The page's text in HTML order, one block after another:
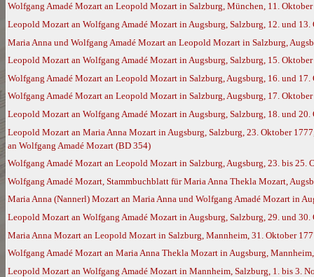
Wolfgang Amadé Mozart an Leopold Mozart in Salzburg, München, 11.
Leopold Mozart an Wolfgang Amadé Mozart in Augsburg, Salzburg, 12. und
Maria Anna und Wolfgang Amadé Mozart an Leopold Mozart in Salzburg,
Leopold Mozart an Wolfgang Amadé Mozart in Augsburg, Salzburg, 15.
Wolfgang Amadé Mozart an Leopold Mozart in Salzburg, Augsburg, 16. und
Wolfgang Amadé Mozart an Leopold Mozart in Salzburg, Augsburg, 17.
Leopold Mozart an Wolfgang Amadé Mozart in Augsburg, Salzburg, 18. und
Leopold Mozart an Maria Anna Mozart in Augsburg, Salzburg, 23. Oktober
an Wolfgang Amadé Mozart (BD 354)
Wolfgang Amadé Mozart an Leopold Mozart in Salzburg, Augsburg, 23. bis
Wolfgang Amadé Mozart, Stammbuchblatt für Maria Anna Thekla Mozart,
Maria Anna (Nannerl) Mozart an Maria Anna und Wolfgang Amadé Mozart in
Leopold Mozart an Wolfgang Amadé Mozart in Augsburg, Salzburg, 29. und
Maria Anna Mozart an Leopold Mozart in Salzburg, Mannheim, 31. Oktober
Wolfgang Amadé Mozart an Maria Anna Thekla Mozart in Augsburg,
Leopold Mozart an Wolfgang Amadé Mozart in Mannheim, Salzburg, 1. bis 3.